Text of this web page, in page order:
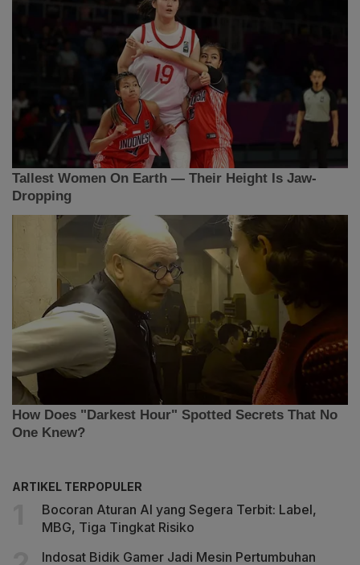
ARTIKEL TERPOPULER
Bocoran Aturan AI yang Segera Terbit: Label,
MBG, Tiga Tingkat Risiko
Indosat Bidik Gamer Jadi Mesin Pertumbuhan